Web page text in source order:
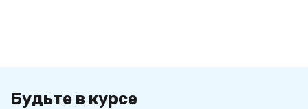
Будьте в курсе